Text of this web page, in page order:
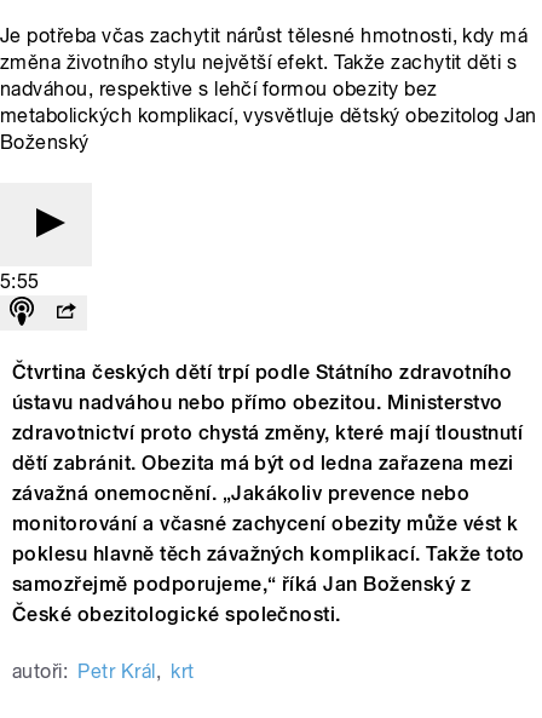
Je potřeba včas zachytit nárůst tělesné hmotnosti, kdy má
změna životního stylu největší efekt. Takže zachytit děti s
nadváhou, respektive s lehčí formou obezity bez
metabolických komplikací, vysvětluje dětský obezitolog Jan
Boženský
5:55
Čtvrtina českých dětí trpí podle Státního zdravotního
ústavu nadváhou nebo přímo obezitou. Ministerstvo
zdravotnictví proto chystá změny, které mají tloustnutí
dětí zabránit. Obezita má být od ledna zařazena mezi
závažná onemocnění. „Jakákoliv prevence nebo
monitorování a včasné zachycení obezity může vést k
poklesu hlavně těch závažných komplikací. Takže toto
samozřejmě podporujeme,“ říká Jan Boženský z
České obezitologické společnosti.
autoři: Petr Král, krt